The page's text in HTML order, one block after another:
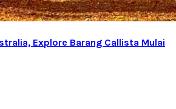
Explore Barang Callista Mulai